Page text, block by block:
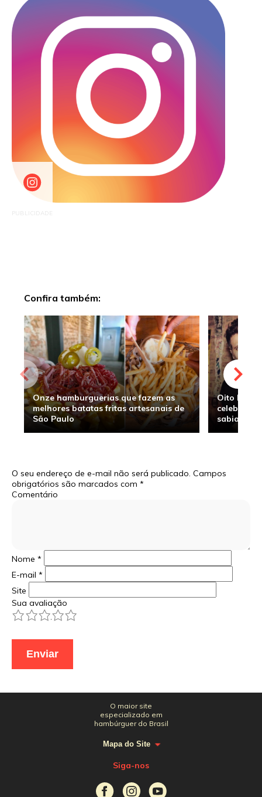
PUBLICIDADE
Confira também:
Onze hamburguerias que fazem as
melhores batatas fritas artesanais de
São Paulo
Oito
sabia
O seu endereço de e-mail não será publicado. Campos
obrigatórios são marcados com *
Comentário
Nome *
E-mail *
Site
Sua avaliação
5
4
3
2
O maior site
especializado em
hambúrguer do Brasil
Mapa do Site
Siga-nos